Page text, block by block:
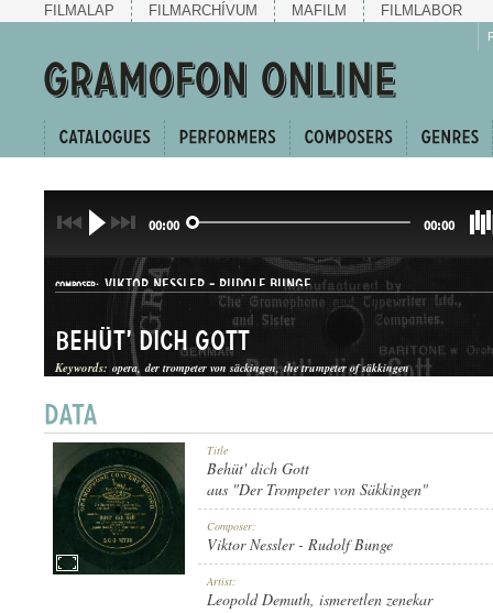
FILMALAP FILMARCHÍVUM MAFILM FILMLABOR
00:00 00:00
COMPOSER: VIKTOR NESSLER - RUDOLF BUNGE
ÁRIA
Behüt' dich Gott
Keywords: opera der trompeter von säckingen the trumpeter of säkkingen
Title
Behüt' dich Gott
aus "Der Trompeter von Säkkingen"
Composer:
Viktor Nessler- Rudolf Bunge
Artist:
Leopold Demuth, ismeretlen zenekar